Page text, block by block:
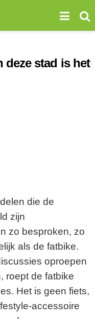
deze stad is het
die de
zijn
zo besproken, zo
als de fatbike.
oproepen
roept de fatbike
Het is geen fiets,
accessoire